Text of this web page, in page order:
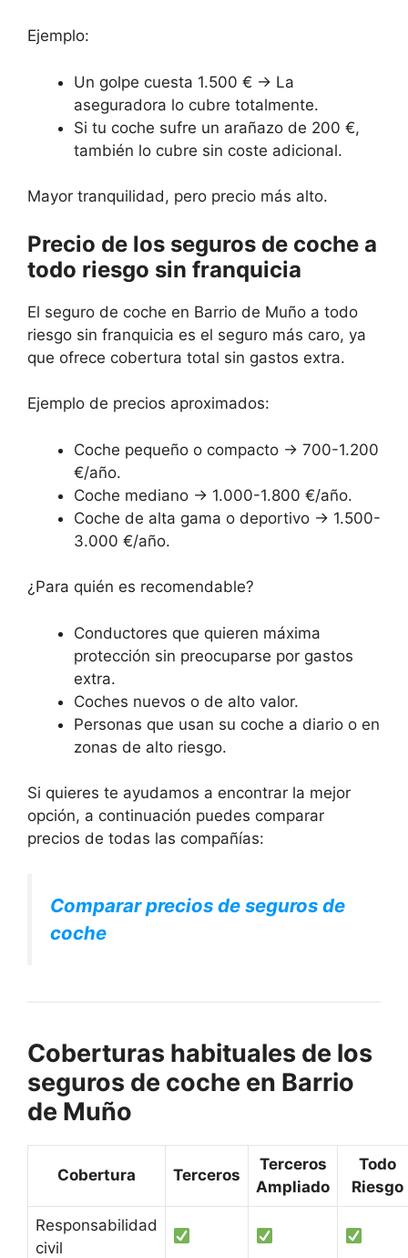
Ejemplo:
Un golpe cuesta 1.500 € → La
aseguradora lo cubre totalmente.
Si tu coche sufre un arañazo de 200 €,
también lo cubre sin coste adicional.
Mayor tranquilidad, pero precio más alto.
Precio de los seguros de coche a
todo riesgo sin franquicia
El seguro de coche en Barrio de Muño a todo
riesgo sin franquicia es el seguro más caro, ya
que ofrece cobertura total sin gastos extra.
Ejemplo de precios aproximados:
Coche pequeño o compacto → 700-1.200
€/año.
Coche mediano → 1.000-1.800 €/año.
Coche de alta gama o deportivo → 1.500-
3.000 €/año.
¿Para quién es recomendable?
Conductores que quieren máxima
protección sin preocuparse por gastos
extra.
Coches nuevos o de alto valor.
Personas que usan su coche a diario o en
zonas de alto riesgo.
Si quieres te ayudamos a encontrar la mejor
opción, a continuación puedes comparar
precios de todas las compañías:
Comparar precios de seguros de
coche
Coberturas habituales de los
seguros de coche en Barrio
de Muño
Cobertura Terceros
Terceros
Ampliado
Todo
Riesgo
Responsabilidad
civil